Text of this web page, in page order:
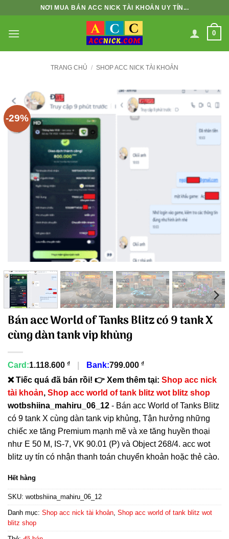
nội
NƠI MUA BÁN ACC NICK TÀI KHOẢN UY TÍN...
0
TRANG CHỦ / SHOP ACC NICK TÀI KHOẢN
-29%
Bán acc World of Tanks Blitz có 9 tank X
cùng dàn tank vip khủng
Card:1.118.600 ₫ Bank:799.000 ₫
❌ Tiếc quá đã bán rồi! 👉 Xem thêm tại: Shop acc nick
tài khoản, Shop acc world of tank blitz wot blitz shop
wotbshiina_mahiru_06_12 - Bán acc World of Tanks Blitz
có 9 tank X cùng dàn tank vip khủng, Tận hưởng những
chiếc xe tăng Premium mạnh mẽ và xe tăng huyền thoại
như E 50 M, IS-7, VK 90.01 (P) và Object 268/4. acc wot
blitz uy tín có nhận thanh toán chuyển khoản hoặc thẻ cào.
Hết hàng
SKU: wotbshiina_mahiru_06_12
Danh mục: Shop acc nick tài khoản Shop acc world of tank blitz wot
blitz shop